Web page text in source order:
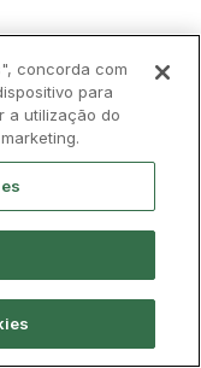
concorda com
para
a utilização do